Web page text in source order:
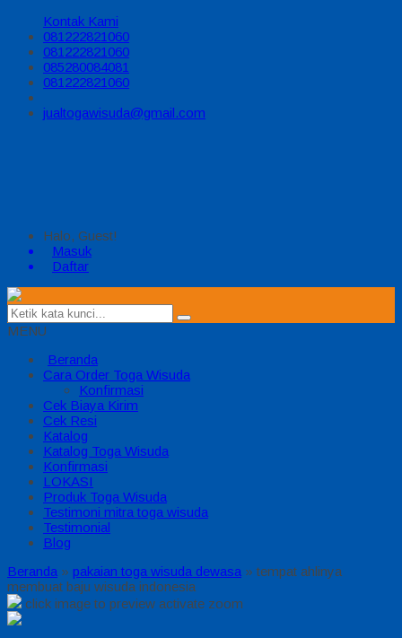
Kontak Kami
081222821060
081222821060
085280084081
081222821060
jualtogawisuda@gmail.com
Halo, Guest!
Masuk
Daftar
MENU
Beranda
Cara Order Toga Wisuda
Konfirmasi
Cek Biaya Kirim
Cek Resi
Katalog
Katalog Toga Wisuda
Konfirmasi
LOKASI
Produk Toga Wisuda
Testimoni mitra toga wisuda
Testimonial
Blog
Beranda » pakaian toga wisuda dewasa » tempat ahlinya
membuat baju wisuda indonesia
click image to preview activate zoom